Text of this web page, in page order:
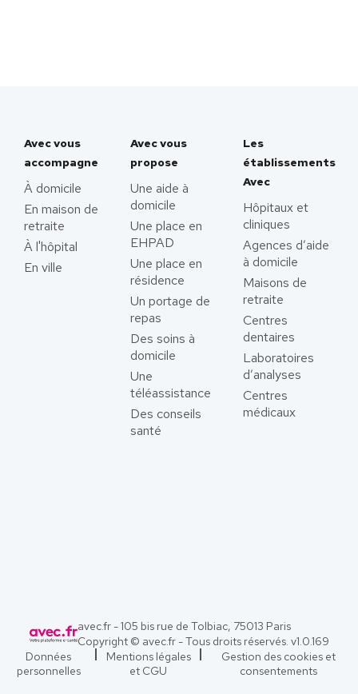
Avec vous
accompagne
À domicile
En maison de
retraite
À l'hôpital
En ville
Avec vous
propose
Une aide à
domicile
Une place en
EHPAD
Une place en
résidence
Un portage de
repas
Des soins à
domicile
Une
téléassistance
Des conseils
santé
Les
établissements
Avec
Hôpitaux et
cliniques
Agences d’aide
à domicile
Maisons de
retraite
Centres
dentaires
Laboratoires
d’analyses
Centres
médicaux
avec.fr - 105 bis rue de Tolbiac, 75013 Paris
Copyright © avec.fr - Tous droits réservés. v1.0.169
Données
personnelles
Mentions légales
et CGU
Gestion des cookies et
consentements